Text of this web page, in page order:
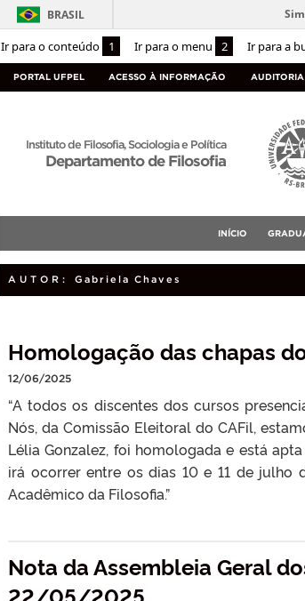
Ir para o conteúdo 1 Ir para o menu 2 Ir para a
BRASIL
PORTAL UFPEL ACESSO À INFORMAÇÃO AUDITORIA
Instituto de Filosofia, Sociologia e Política
Departamento de Filosofia
INÍCIO
AUTOR: Gabriela Chaves
Homologação das chapas
12/06/2025
“A todos os discentes dos cursos
Nós, da Comissão Eleitoral do CAFil,
Lélia Gonzalez, foi homologada e está
irá ocorrer entre os dias 10 e 11 de julho
Acadêmico da Filosofia.”
Nota da Assembleia Geral
22/05/2025